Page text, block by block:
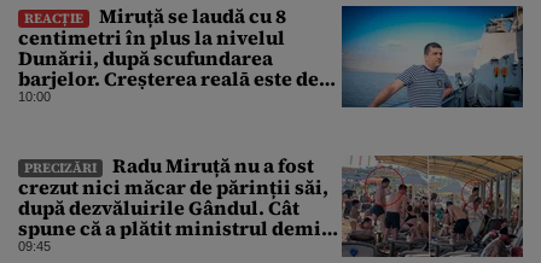
REACȚIE
Miruță se laudă cu 8
centimetri în plus la nivelul
Dunării, după scufundarea
barjelor. Creșterea realā este de
doar 4 centimetri
10:00
PRECIZĂRI
Radu Miruță nu a fost
crezut nici măcar de părinții săi,
după dezvăluirile Gândul. Cât
spune că a plătit ministrul demis
pentru vacanța la 5 stele în Turcia
09:45